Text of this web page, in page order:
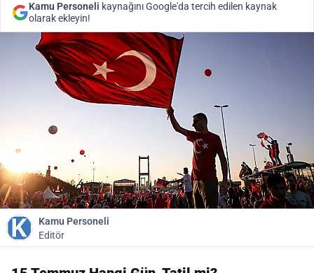
Kamu Personeli kaynağını Google'da tercih edilen kaynak
olarak ekleyin!
Kamu Personeli
Editör